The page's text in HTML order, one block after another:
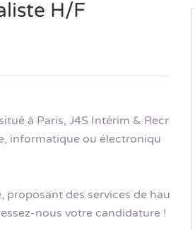
H/F
à Paris, J4S Intérim & Recr
informatique ou électroniqu
des services de hau
nous votre candidature !